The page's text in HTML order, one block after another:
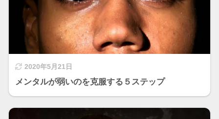
2020年5月21日
メンタルが弱いのを克服する５ステップ